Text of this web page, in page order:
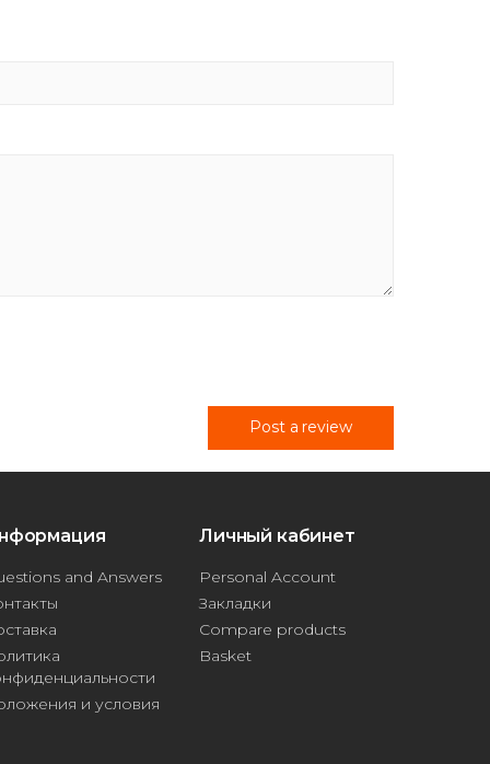
Post a review
and Answers
и условия
Личный кабинет
Personal Account
Закладки
Compare products
Basket